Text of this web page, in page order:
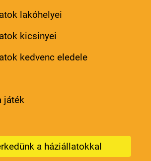
lakóhelyei
kicsinyei
kedvenc eledele
játék
a háziállatokkal